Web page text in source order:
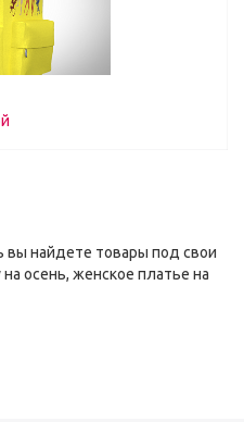
вы найдете товары под свои
осень, женское платье на